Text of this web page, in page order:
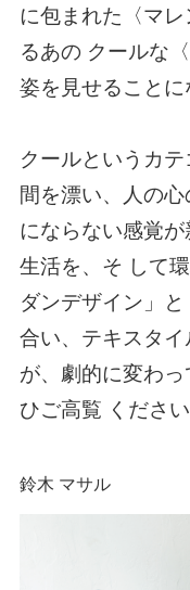
に包まれた〈マ
るあの クールな
姿を見せることに
クールというカ
間を漂い、人の
にならない感覚
生活を、そ して
ダンデザイン」
合い、テキスタ
が、劇的に変わ
ひご高覧 ください
鈴木 マサル